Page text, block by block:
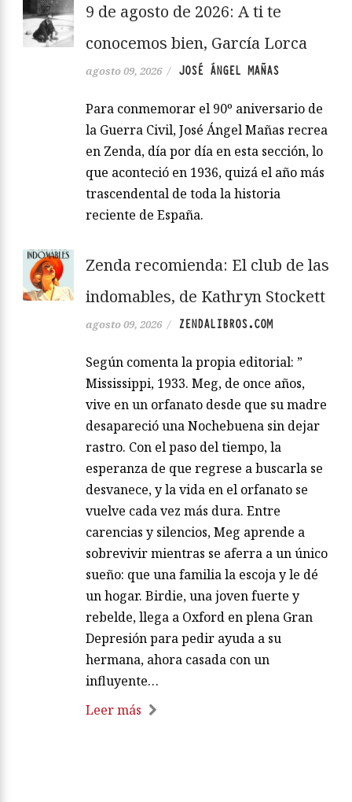
9 de agosto de 2026: A ti te
conocemos bien, García Lorca
agosto 09, 2026 / JOSÉ ÁNGEL MAÑAS
Para conmemorar el 90º aniversario de
la Guerra Civil, José Ángel Mañas recrea
en Zenda, día por día en esta sección, lo
que aconteció en 1936, quizá el año más
trascendental de toda la historia
reciente de España.
Zenda recomienda: El club de las
indomables, de Kathryn Stockett
agosto 09, 2026 / ZENDALIBROS.COM
Según comenta la propia editorial: ”
Mississippi, 1933. Meg, de once años,
vive en un orfanato desde que su madre
desapareció una Nochebuena sin dejar
rastro. Con el paso del tiempo, la
esperanza de que regrese a buscarla se
desvanece, y la vida en el orfanato se
vuelve cada vez más dura. Entre
carencias y silencios, Meg aprende a
sobrevivir mientras se aferra a un único
sueño: que una familia la escoja y le dé
un hogar. Birdie, una joven fuerte y
rebelde, llega a Oxford en plena Gran
Depresión para pedir ayuda a su
hermana, ahora casada con un
influyente…
Leer más